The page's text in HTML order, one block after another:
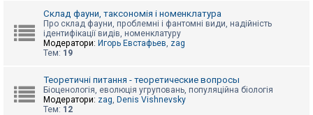
т
р
а
Склад фауни, таксономія і номенклатура
Про склад фауни, проблемні і фантомні види, надійність
ідентифікації видів, номенклатуру
Модератори: Игорь Евстафьев, zag
Тем: 19
Теоретичні питання - теоретические вопросы
Біоценологія, еволюція угруповань, популяційна біологія
Модератори: zag, Denis Vishnevsky
Тем: 12